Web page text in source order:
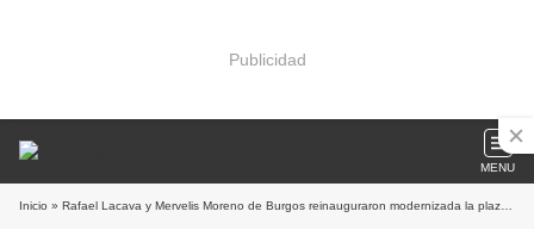
Publicidad
MENU
Inicio » Rafael Lacava y Mervelis Moreno de Burgos reinauguraron modernizada la plaza Bolívar de Los Guayos